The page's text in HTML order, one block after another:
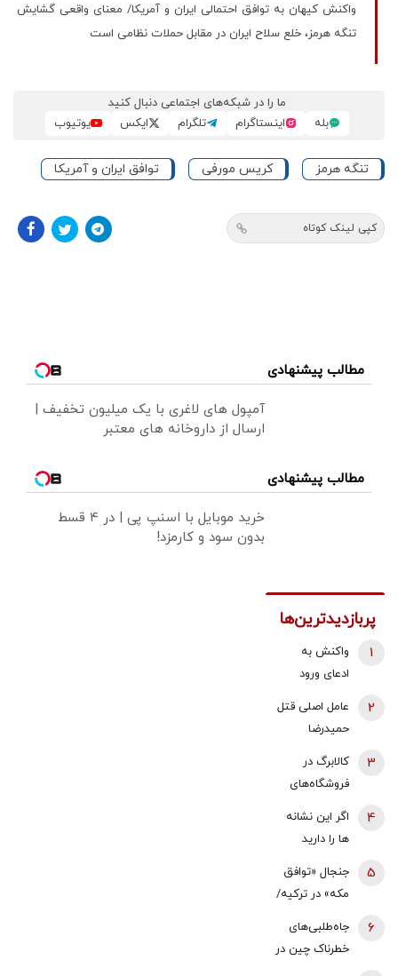
واکنش کیهان به توافق احتمالی ایران و آمریکا/ معنای واقعی گشایش
تنگه هرمز، خلع سلاح ایران در مقابل حملات نظامی است
ما را در شبکه‌های اجتماعی دنبال کنید
بله
اینستاگرام تلگرام ایکس یوتیوب
تنگه هرمز کریس مورفی توافق ایران و آمریکا
کپی لینک کوتاه
مطالب پیشنهادی
آمپول های لاغری با یک میلیون تخفیف |
ارسال از داروخانه های معتبر
مطالب پیشنهادی
خرید موبایل با اسنپ پی | در ۴ قسط
بدون سود و کارمزد!
پربازدیدترین‌ها
واکنش به
ادعای ورود
دقیقه قبل از
حمله به بیت
رهبری/ رییس
سازمان
محض است/
اگر چنین
داشت، خودمان
1
عامل اصلی قتل
حمیدرضا
رجب‌زاده
دستگیر شد
2
کالابرگ در
فروشگاه‌های
بزرگ هم قطع
شد
3
اگر این نشانه
ها را دارید
سریع‌تر از
سنتان پیر
می‌شود
4
جنجال «توافق
مکه» در ترکیه/
مجلس معترض
شدند/ خلاف
5
جاه‌طلبی‌های
خطرناک چین در
6